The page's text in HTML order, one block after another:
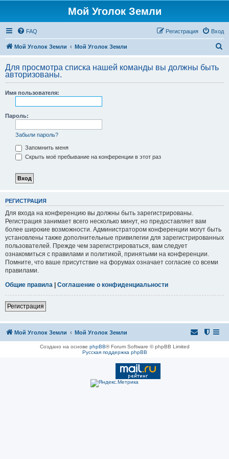
Мой Уголок Земли
FAQ Вход
Регистрация
Мой Уголок Земли Мой Уголок Земли
с
Для просмотра списка нашей команды вы должны быть
авторизованы.
Имя пользователя:
Пароль:
Забыли пароль?
Запомнить меня
Скрыть моё пребывание на конференции в этот раз
РЕГИСТРАЦИЯ
Для входа на конференцию вы должны быть зарегистрированы.
Регистрация занимает всего несколько минут, но предоставляет вам
более широкие возможности. Администратором конференции могут быть
установлены также дополнительные привилегии для зарегистрированных
пользователей. Прежде чем зарегистрироваться, вам следует
ознакомиться с правилами и политикой, принятыми на конференции.
Помните, что ваше присутствие на форумах означает согласие со всеми
правилами.
Общие правила | Соглашение о конфиденциальности
Регистрация
Мой Уголок Земли Мой Уголок Земли
Создано на основе phpBB® Forum Software © phpBB Limited
Русская поддержка phpBB